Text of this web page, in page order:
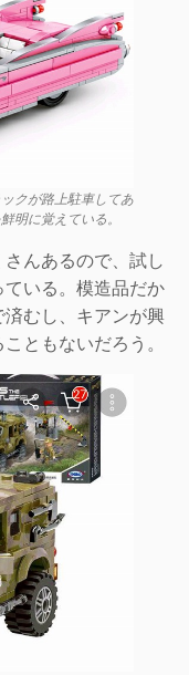
クが路上駐車してあ
明に覚えている。
んあるので、試し
いる。模造品だか
むし、キアンが興
ともないだろう。